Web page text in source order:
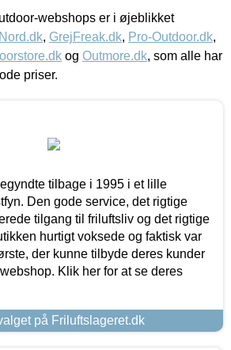
webshops er i øjeblikket
, GrejFreak.dk, Pro-Outdoor.dk,
og Outmore.dk, som alle har
priser.
tilbage i 1995 i et lille
Den gode service, det rigtige
tilgang til friluftsliv og det rigtige
hurtigt voksede og faktisk var
der kunne tilbyde deres kunder
Klik her for at se deres
på Friluftslageret.dk